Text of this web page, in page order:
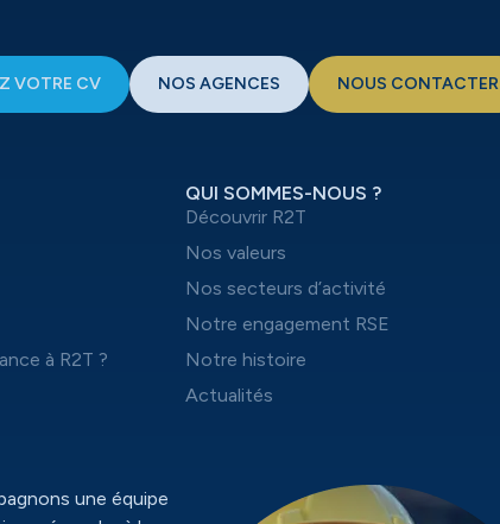
VOTRE CV NOS AGENCES NOUS CONTACTER
à R2T ?
QUI SOMMES-NOUS ?
Découvrir R2T
Nos valeurs
Nos secteurs d’activité
Notre engagement RSE
Notre histoire
Actualités
une équipe